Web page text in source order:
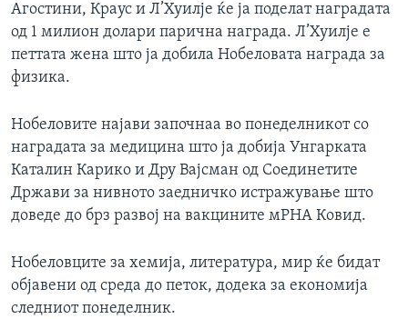
Агостини, Краус и Л’Хуилје ќе ја поделат наградата
од 1 милион долари парична награда. Л’Хуилје е
петтата жена што ја добила Нобеловата награда за
физика.
Нобеловите најави започнаа во понеделникот со
наградата за медицина што ја добија Унгарката
Каталин Карико и Дру Вајсман од Соединетите
Држави за нивното заедничко истражување што
доведе до брз развој на вакцините мРНА Ковид.
Нобеловците за хемија, литература, мир ќе бидат
објавени од среда до петок, додека за економија
следниот понеделник.